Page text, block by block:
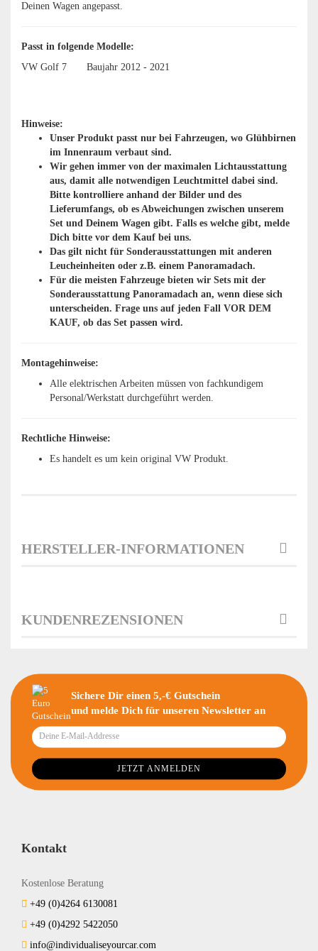
Deinen Wagen angepasst.
Passt in folgende Modelle:
VW Golf 7 Baujahr 2012 - 2021
Hinweise:
Unser Produkt passt nur bei Fahrzeugen, wo Glühbirnen
im Innenraum verbaut sind. ​
Wir gehen immer von der maximalen Lichtausstattung
aus, damit alle notwendigen Leuchtmittel dabei sind.
Bitte kontrolliere anhand der Bilder und des
Lieferumfangs, ob es Abweichungen zwischen unserem
Set und Deinem Wagen gibt. Falls es welche gibt, melde
Dich bitte vor dem Kauf bei uns.
Das gilt nicht für Sonderausstattungen mit anderen
Leucheinheiten oder z.B. einem Panoramadach.
Für die meisten Fahrzeuge bieten wir Sets mit der
Sonderausstattung Panoramadach an, wenn diese sich
unterscheiden. Frage uns auf jeden Fall VOR DEM
KAUF, ob das Set passen wird.
Montagehinweise:
Alle elektrischen Arbeiten müssen von fachkundigem
Personal/Werkstatt durchgeführt werden.
Rechtliche Hinweise:
Es handelt es um kein original VW Produkt.
HERSTELLER-INFORMATIONEN
KUNDENREZENSIONEN
Sichere Dir einen 5,-€ Gutschein
und melde Dich für unseren Newsletter an
Kontakt
Kostenlose Beratung
+49 (0)4264 6130081
+49 (0)4292 5422050
info@individualiseyourcar.com